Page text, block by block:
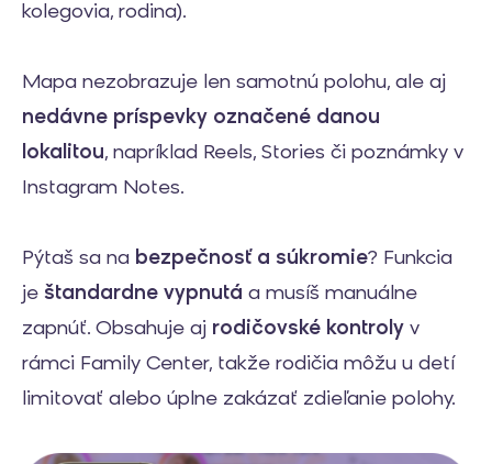
kolegovia, rodina).
Mapa nezobrazuje len samotnú polohu, ale aj
nedávne príspevky označené danou
lokalitou, napríklad Reels, Stories či poznámky v
Instagram Notes.
Pýtaš sa na bezpečnosť a súkromie? Funkcia
je štandardne vypnutá a musíš manuálne
zapnúť. Obsahuje aj rodičovské kontroly v
rámci Family Center, takže rodičia môžu u detí
limitovať alebo úplne zakázať zdieľanie polohy.